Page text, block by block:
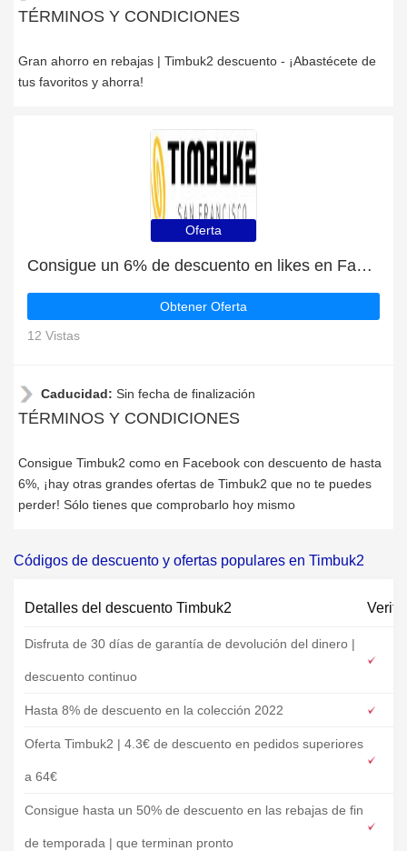
TÉRMINOS Y CONDICIONES
Gran ahorro en rebajas | Timbuk2 descuento - ¡Abastécete de
tus favoritos y ahorra!
Oferta
Consigue un 6% de descuento en likes en Facebook
Obtener Oferta
12 Vistas
Caducidad: Sin fecha de finalización
TÉRMINOS Y CONDICIONES
Consigue Timbuk2 como en Facebook con descuento de hasta
6%, ¡hay otras grandes ofertas de Timbuk2 que no te puedes
perder! Sólo tienes que comprobarlo hoy mismo
Códigos de descuento y ofertas populares en Timbuk2
Detalles del descuento Timbuk2
Disfruta de 30 días de garantía de devolución del dinero |
descuento continuo
Hasta 8% de descuento en la colección 2022
Oferta Timbuk2 | 4.3€ de descuento en pedidos superiores
a 64€
Consigue hasta un 50% de descuento en las rebajas de fin
de temporada | que terminan pronto